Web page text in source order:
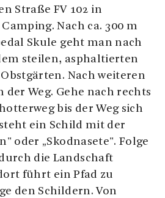
Straße FV 102 in
Nach ca. 300 m
Skule geht man nach
steilen, asphaltierten
Nach weiteren
der Weg. Gehe nach rechts
bis der Weg sich
ein Schild mit der
oder „Skodnasete". Folge
die Landschaft
führt ein Pfad zu
den Schildern. Von